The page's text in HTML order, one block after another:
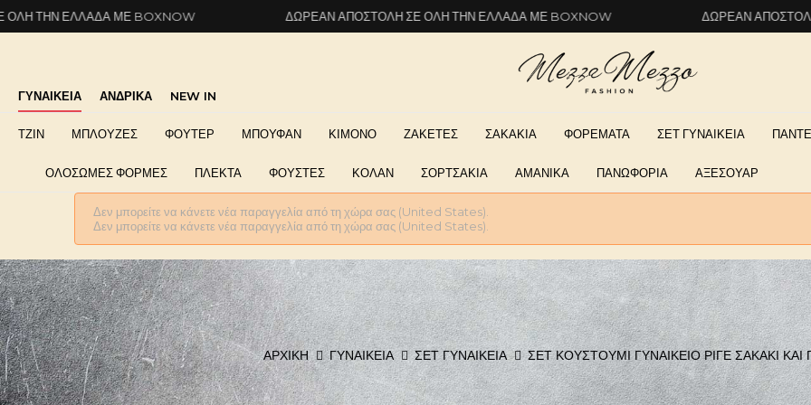
ΜΕ BOXNOW ΔΩΡΕΆΝ ΑΠΟΣΤΟΛΉ ΣΕ ΌΛΗ ΤΗΝ ΕΛΛΆΔΑ ΜΕ BOXNOW ΔΩΡΕΆΝ ΑΠΟΣΤΟΛΉ ΣΕ ΌΛΗ
ΓΥΝΑΙΚΕΙΑ ΑΝΔΡΙΚΑ NEW IN
ΤΖΙΝ ΜΠΛΟΥΖΕΣ ΦΟΥΤΕΡ ΜΠΟΥΦΑΝ ΚΙΜΟΝΟ ΖΑΚΕΤΕΣ ΣΑΚΑΚΙΑ ΦΟΡΕΜΑΤΑ ΣΕΤ ΓΥΝΑΙΚΕΙΑ
ΟΛΟΣΩΜΕΣ ΦΟΡΜΕΣ ΠΛΕΚΤΑ ΦΟΥΣΤΕΣ ΚΟΛΑΝ ΣΟΡΤΣΑΚΙΑ ΑΜΑΝΙΚΑ ΠΑΝΩΦΟΡΙΑ ΑΞΕΣΟΥΑΡ
Δεν μπορείτε να κάνετε νέα παραγγελία από τη χώρα σας (United States).
Δεν μπορείτε να κάνετε νέα παραγγελία από τη χώρα σας (United States).
ΑΡΧΙΚΉ ΓΥΝΑΙΚΕΊΑ ΣΕΤ ΓΥΝΑΙΚΕΙΑ ΣΕΤ ΚΟΥΣΤΟΎΜΙ ΓΥΝΑΙΚΕΊΟ ΡΙΓΈ ΣΑΚΆΚΙ